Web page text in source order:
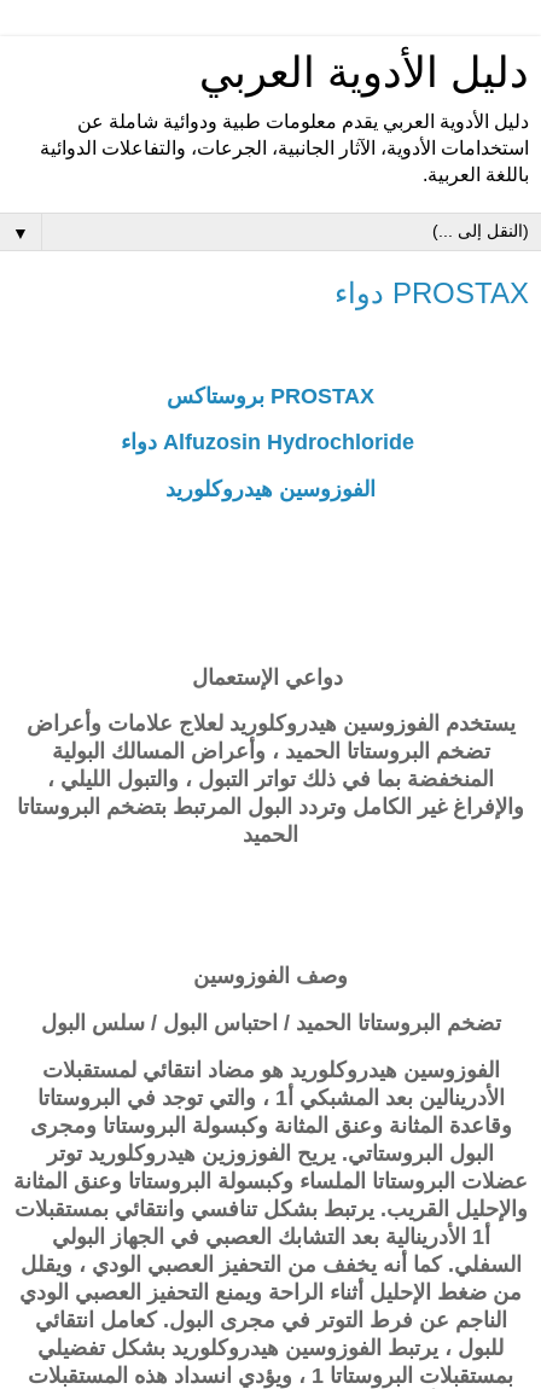
دليل الأدوية العربي
دليل الأدوية العربي يقدم معلومات طبية ودوائية شاملة عن
استخدامات الأدوية، الآثار الجانبية، الجرعات، والتفاعلات الدوائية
باللغة العربية.
▼
PROSTAX دواء
PROSTAX بروستاكس
Alfuzosin Hydrochloride دواء
الفوزوسين هيدروكلوريد
دواعي الإستعمال
يستخدم الفوزوسين هيدروكلوريد لعلاج علامات وأعراض
تضخم البروستاتا الحميد ، وأعراض المسالك البولية
المنخفضة بما في ذلك تواتر التبول ، والتبول الليلي ،
والإفراغ غير الكامل وتردد البول المرتبط بتضخم البروستاتا
الحميد
وصف الفوزوسين
تضخم البروستاتا الحميد / احتباس البول / سلس البول
الفوزوسين هيدروكلوريد هو مضاد انتقائي لمستقبلات
الأدرينالين بعد المشبكي أ1 ، والتي توجد في البروستاتا
وقاعدة المثانة وعنق المثانة وكبسولة البروستاتا ومجرى
البول البروستاتي. يريح الفوزوزين هيدروكلوريد توتر
عضلات البروستاتا الملساء وكبسولة البروستاتا وعنق المثانة
والإحليل القريب. يرتبط بشكل تنافسي وانتقائي بمستقبلات
أ1 الأدرينالية بعد التشابك العصبي في الجهاز البولي
السفلي. كما أنه يخفف من التحفيز العصبي الودي ، ويقلل
من ضغط الإحليل أثناء الراحة ويمنع التحفيز العصبي الودي
الناجم عن فرط التوتر في مجرى البول. كعامل انتقائي
للبول ، يرتبط الفوزوسين هيدروكلوريد بشكل تفضيلي
بمستقبلات البروستاتا 1 ، ويؤدي انسداد هذه المستقبلات